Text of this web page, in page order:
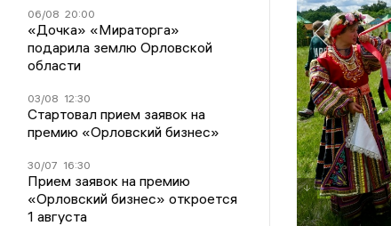
06/08 20:00
«Дочка» «Мираторга»
подарила землю Орловской
области
03/08 12:30
Стартовал прием заявок на
премию «Орловский бизнес»
30/07 16:30
Прием заявок на премию
«Орловский бизнес» откроется
1 августа